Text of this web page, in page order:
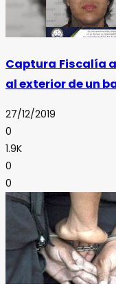
Captura Fiscalía
al exterior de un
27/12/2019
0
1.9K
0
0